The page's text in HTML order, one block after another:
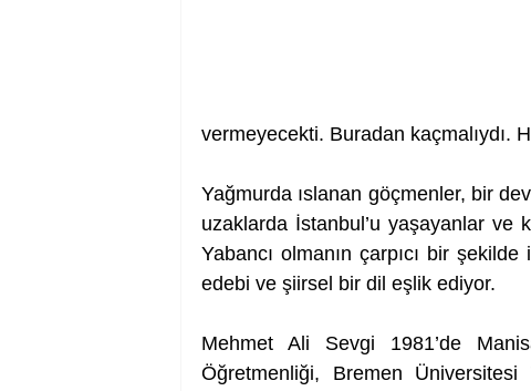
vermeyecekti. Buradan kaçmalıydı.
Yağmurda ıslanan göçmenler, bir
uzaklarda İstanbul’u yaşayanlar
Yabancı olmanın çarpıcı bir
edebi ve şiirsel bir dil eşlik ediyor.
Mehmet Ali Sevgi 1981’de
Öğretmenliği, Bremen